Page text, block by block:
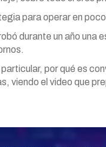
para operar en
durante un año una
por qué es
viendo el video que